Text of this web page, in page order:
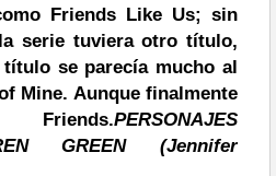
Friends Like Us; sin
serie tuviera otro título,
se parecía mucho al
Mine. Aunque finalmente
PERSONAJES
GREEN (Jennifer